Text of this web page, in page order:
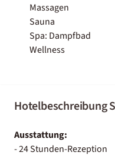
Massagen
Sauna
Spa: Dampfbad
Wellness
Hotelbeschreibung
Ausstattung:
- 24 Stunden-Rezeption